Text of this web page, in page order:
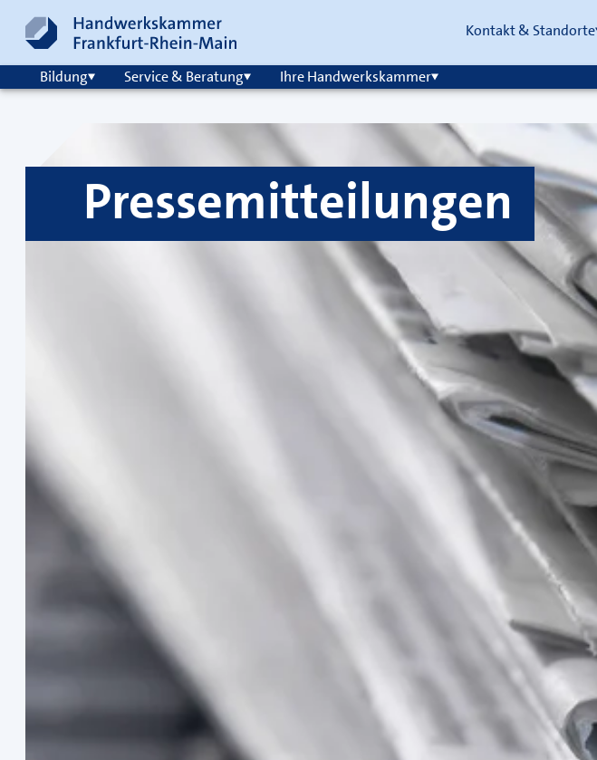
Zum Inhalt springen
Hauptnavigation
Kontakt & Standorte
Bildung Service & Beratung Ihre Handwerkskammer
Pressemitteilungen